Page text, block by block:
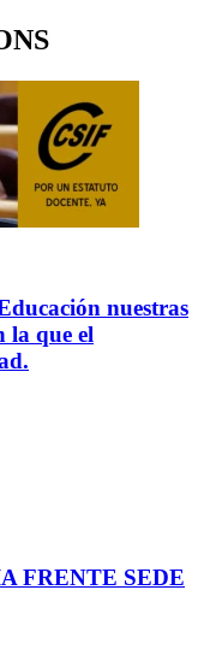
nuestras
la que el
FRENTE SEDE